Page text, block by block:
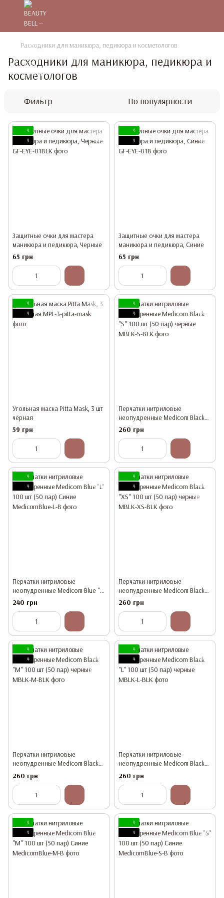
Расходники для маникюра, педикюра и косметологов
Расходники для маникюра, педикюра и
косметологов
Фильтр По популярности
4
4
Защитные очки для мастера
маникюра и педикюра, Черные
65 грн
4
4
Защитные очки для мастера
маникюра и педикюра, Синие
65 грн
4
4
Угольная маска Pitta Mask, 3 шт
чёрная
59 грн
4
4
Перчатки нитриловые
неопудренные Medicom Black
"S" 100 шт (50 пар) черные
260 грн
4
4
Перчатки нитриловые
неопудренные Medicom Blue "L"
100 шт (50 пар) Синие
240 грн
4
4
Перчатки нитриловые
неопудренные Medicom Black
"XS" 100 шт (50 пар) черные
260 грн
4
4
Перчатки нитриловые
неопудренные Medicom Black
"M" 100 шт (50 пар) черные
260 грн
4
4
Перчатки нитриловые
неопудренные Medicom Black
"L" 100 шт (50 пар) черные
260 грн
4
4
4
4